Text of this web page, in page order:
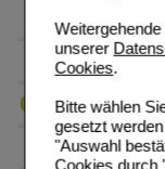
unserer
Cookies.
Bitte wählen
gesetzt
"Auswahl
Cookies durch